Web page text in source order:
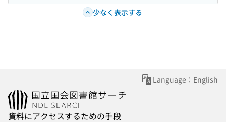
少なく表示する
Language：English
資料にアクセスするための手段